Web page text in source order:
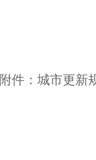
附件：城市更